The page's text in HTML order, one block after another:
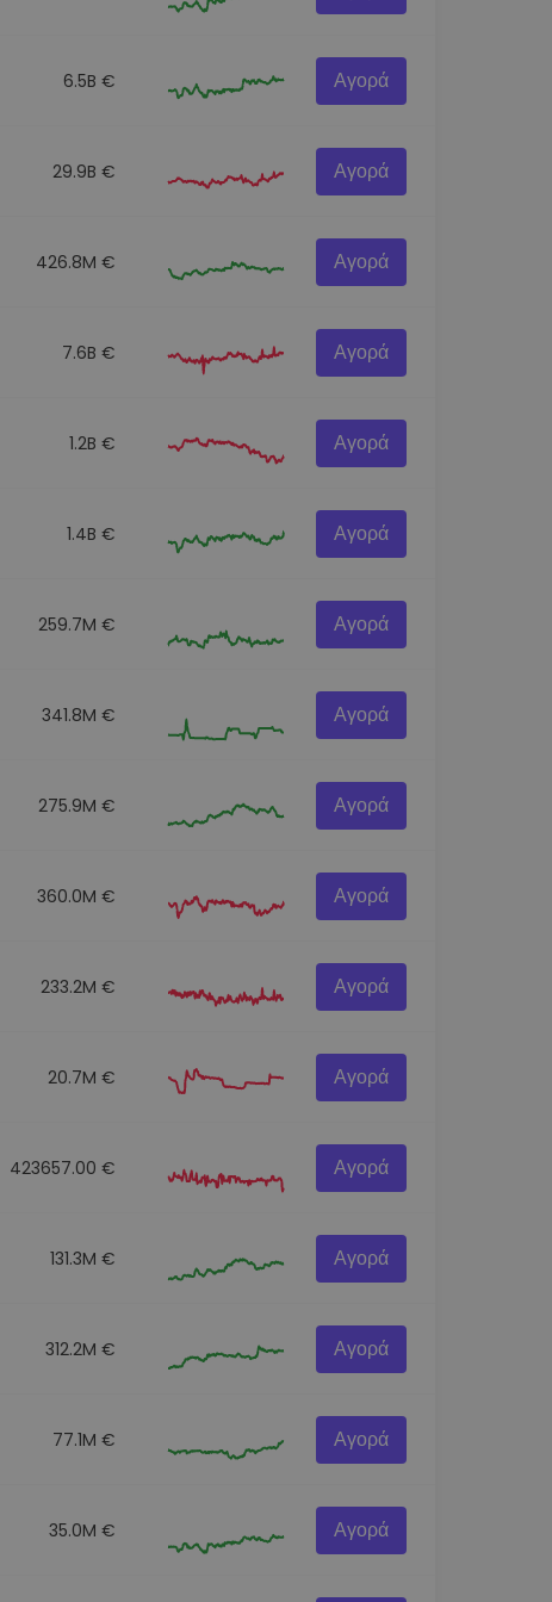
6.5B € Αγορά
29.9B € Αγορά
426.8M € Αγορά
7.6B € Αγορά
1.2B € Αγορά
1.4B € Αγορά
259.7M € Αγορά
341.8M € Αγορά
275.9M € Αγορά
360.0M € Αγορά
233.2M € Αγορά
20.7M € Αγορά
423657.00 € Αγορά
131.3M € Αγορά
312.2M € Αγορά
77.1M € Αγορά
35.0M € Αγορά